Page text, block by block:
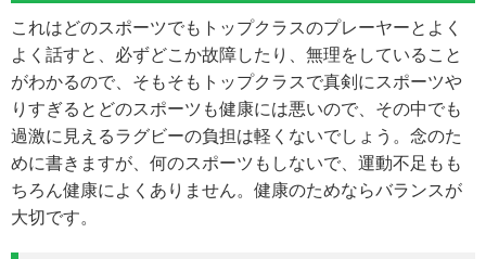
これはどのスポーツでもトップクラスのプレーヤーとよく
よく話すと、必ずどこか故障したり、無理をしていること
がわかるので、そもそもトップクラスで真剣にスポーツや
りすぎるとどのスポーツも健康には悪いので、その中でも
過激に見えるラグビーの負担は軽くないでしょう。念のた
めに書きますが、何のスポーツもしないで、運動不足もも
ちろん健康によくありません。健康のためならバランスが
大切です。